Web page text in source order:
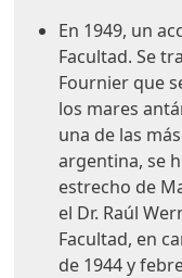
En 1949, un
Facultad. Se
Fournier que
los mares
una de las
argentina, se
estrecho de
el Dr. Raúl
Facultad, en
de 1944 y